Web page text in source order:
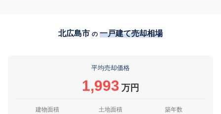
北広島市 の 一戸建て売却相場
平均売却価格
1,993 万円
建物面積 土地面積 築年数